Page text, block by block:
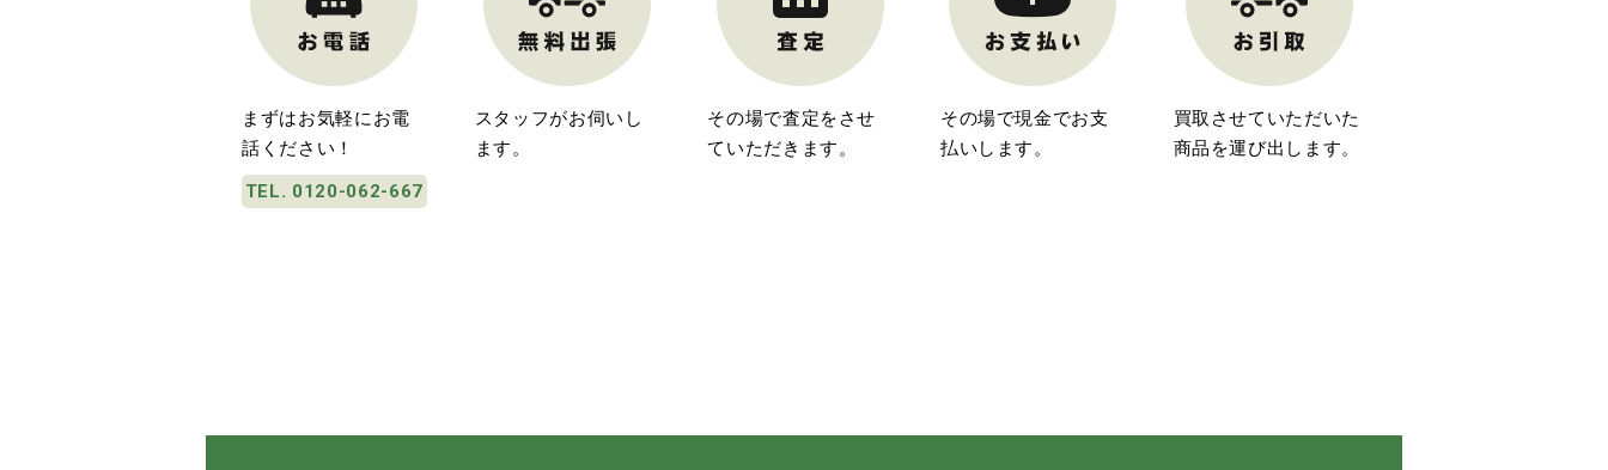
まずはお気軽にお電
話ください！
TEL. 0120-062-667
スタッフがお伺いし
ます。
その場で査定をさせ
ていただきます。
その場で現金でお支
払いします。
買取させていただいた
商品を運び出します。